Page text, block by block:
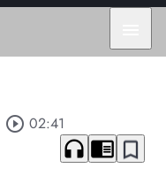
play_circle_outline 02:41
headphones chrome_reader_mode bookmark_border